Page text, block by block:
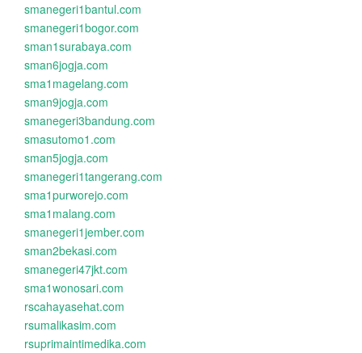
smanegeri1bantul.com
smanegeri1bogor.com
sman1surabaya.com
sman6jogja.com
sma1magelang.com
sman9jogja.com
smanegeri3bandung.com
smasutomo1.com
sman5jogja.com
smanegeri1tangerang.com
sma1purworejo.com
sma1malang.com
smanegeri1jember.com
sman2bekasi.com
smanegeri47jkt.com
sma1wonosari.com
rscahayasehat.com
rsumalikasim.com
rsuprimaintimedika.com